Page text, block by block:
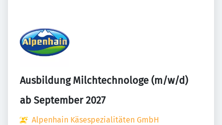
Ausbildung Milchtechnologe (m/w/d)
ab September 2027
Alpenhain Käsespezialitäten GmbH